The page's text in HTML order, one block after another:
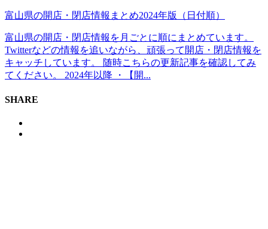
富山県の開店・閉店情報まとめ2024年版（日付順）
富山県の開店・閉店情報を月ごとに順にまとめています。
Twitterなどの情報を追いながら、頑張って開店・閉店情報を
キャッチしています。 随時こちらの更新記事を確認してみ
てください。 2024年以降 ・【開...
SHARE